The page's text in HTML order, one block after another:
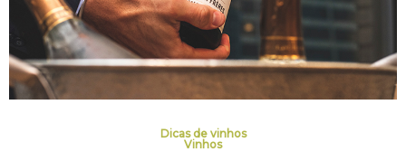
Dicas de vinhos
Vinhos